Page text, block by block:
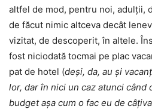
altfel de mod, pentru noi, adulții,
de făcut nimic altceva decât
vizitat, de descoperit, în altele.
fost niciodată tocmai pe plac
pat de hotel (deși, da, au și
lor, dar în nici un caz atunci când
budget așa cum o fac eu de